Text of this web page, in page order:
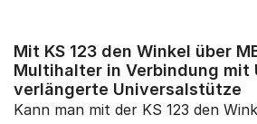
Mit KS 123 den Winkel über
Multihalter in Verbindung mit
verlängerte Universalstütze
Kann man mit der KS 123 den